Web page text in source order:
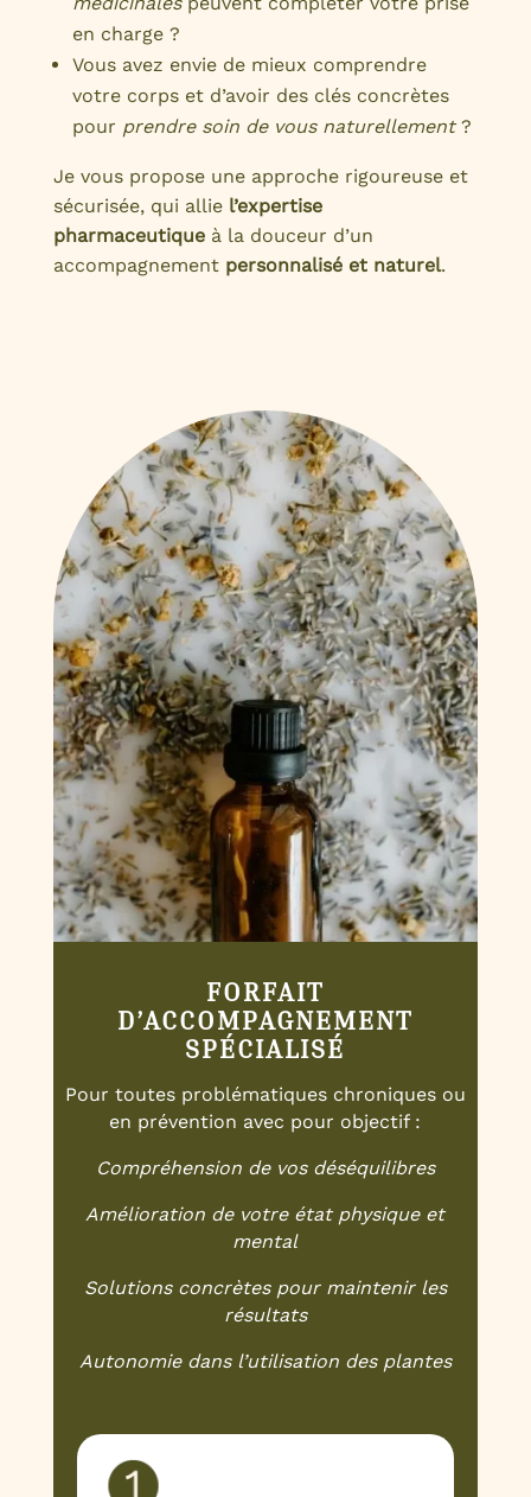
en charge ?
Vous avez envie de mieux comprendre
votre corps et d’avoir des clés concrètes
pour prendre soin de vous naturellement?
Je vous propose une approche rigoureuse et
sécurisée, qui alliel’expertise
pharmaceutiqueà la douceur d’un
accompagnement personnalisé et naturel.
FORFAIT
D’ACCOMPAGNEMENT
SPÉCIALISÉ
Pour toutes problématiques chroniques ou
en prévention avec pour objectif :
Compréhension de vos déséquilibres
Amélioration de votre état physique et
mental
Solutions concrètes pour maintenir les
résultats
Autonomie dans l’utilisation des plantes